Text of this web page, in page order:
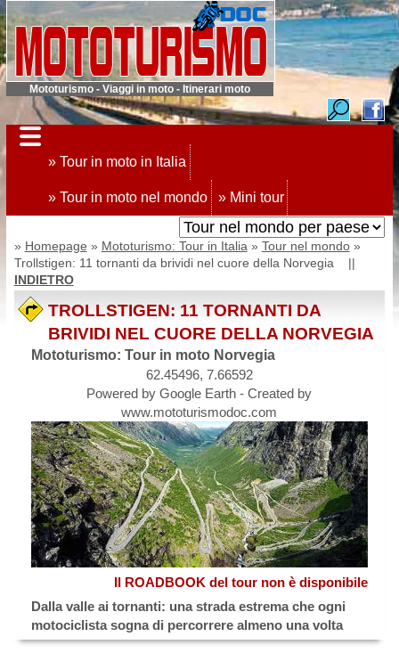
Mototurismo - Viaggi in moto - Itinerari moto
» Tour in moto in Italia
» Tour in moto nel mondo » Mini tour
» Homepage » Mototurismo: Tour in Italia » Tour nel mondo»
Trollstigen: 11 tornanti da brividi nel cuore della Norvegia ||
INDIETRO
TROLLSTIGEN: 11 TORNANTI DA
BRIVIDI NEL CUORE DELLA NORVEGIA
Mototurismo: Tour in moto Norvegia
62.45496, 7.66592
Powered by Google Earth - Created by
www.mototurismodoc.com
Il ROADBOOK del tour non è disponibile
Dalla valle ai tornanti: una strada estrema che ogni
motociclista sogna di percorrere almeno una volta